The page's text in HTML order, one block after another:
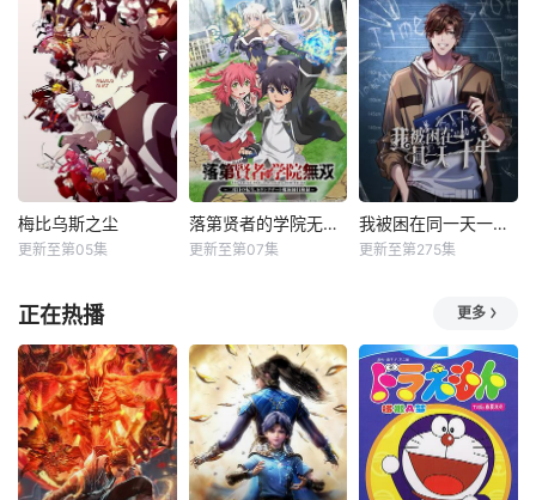
梅比乌斯之尘
更新至第05集
落第贤者的学院无双第二回转生，S等级作弊魔术师冒险记
更新至第07集
我被困在同一天一千年动态漫
更新至第275集
正在热播 更多